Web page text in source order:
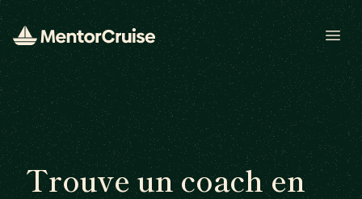
Trouve un coach en